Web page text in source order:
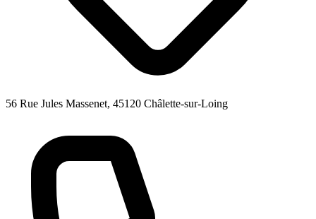
56 Rue Jules Massenet, 45120 Châlette-sur-Loing